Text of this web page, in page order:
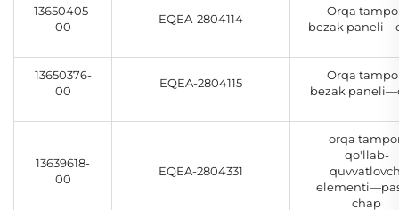
13650405-
00
EQEA-2804114
Orqa
bezak
13650376-
00
EQEA-2804115
Orqa
bezak
13639618-
00
EQEA-2804331
orqa
qo'llab-
chap